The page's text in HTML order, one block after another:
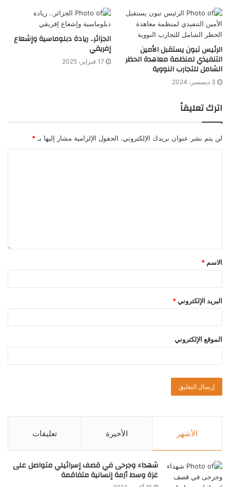
الرئيس تبون يستقبل الأمين
التنفيذي لمنظمة معاهدة الحظر
الشامل للتجارب النووية
3 ديسمبر، 2024
الجزائر.. ريادة دبلوماسية وإشعاع
إفريقي
17 فبراير، 2025
اترك تعليقاً
لن يتم نشر عنوان بريدك الإلكتروني. الحقول الإلزامية مشار إليها بـ *
الاسم *
البريد الإلكتروني *
الموقع الإلكتروني
الأشهر الأخيرة تعليقات
شهداء وجرحى في قصف إسرائيلي متواصل على
غزة وسط أزمة إنسانية متفاقمة